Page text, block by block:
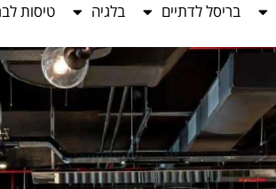
בריסל לדתיים בלגיה טיסות